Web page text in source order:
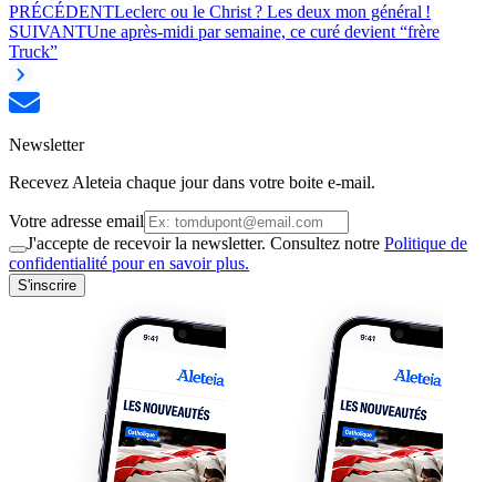
PRÉCÉDENTLeclerc ou le Christ ? Les deux mon général !
SUIVANTUne après-midi par semaine, ce curé devient “frère
Truck”
Newsletter
Recevez Aleteia chaque jour dans votre boite e-mail.
Votre adresse email
J'accepte de recevoir la newsletter. Consultez notre Politique de
confidentialité pour en savoir plus.
S'inscrire